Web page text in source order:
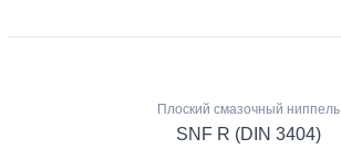
Плоский смазочный ниппель
SNF R (DIN 3404)